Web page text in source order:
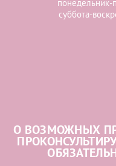
понедельник-
суббота-
О ВОЗМОЖНЫХ